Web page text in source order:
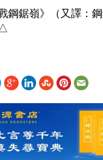
鋼鋸嶺》（又譯：